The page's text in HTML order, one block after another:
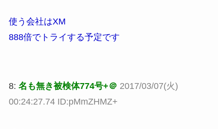
使う会社はXM
888倍でトライする予定です
8: 名も無き被検体774号+＠ 2017/03/07(火)
00:24:27.74 ID:pMmZHMZ+